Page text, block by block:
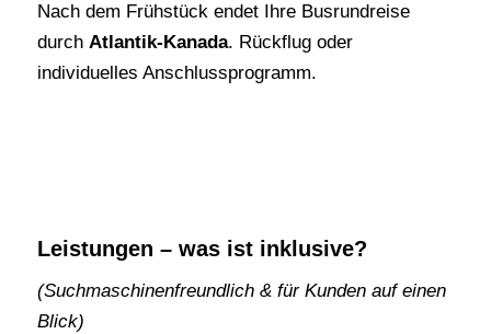
Nach dem Frühstück endet Ihre Busrundreise
durch Atlantik-Kanada. Rückflug oder
individuelles Anschlussprogramm.
Leistungen – was ist inklusive?
(Suchmaschinenfreundlich & für Kunden auf einen
Blick)